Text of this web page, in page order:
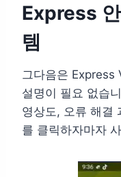
Express
템
그다음은 Express
설명이 필요 없습
영상도, 오류 해결
를 클릭하자마자